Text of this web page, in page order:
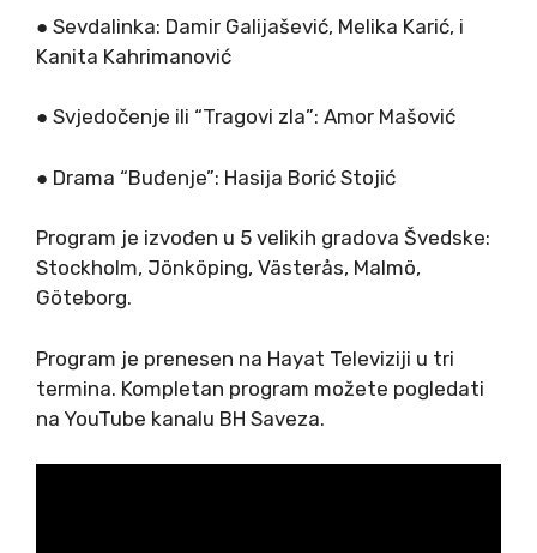
● Sevdalinka: Damir Galijašević, Melika Karić, i
Kanita Kahrimanović
● Svjedočenje ili “Tragovi zla”: Amor Mašović
● Drama “Buđenje”: Hasija Borić Stojić
Program je izvođen u 5 velikih gradova Švedske:
Stockholm, Jönköping, Västerås, Malmö,
Göteborg.
Program je prenesen na Hayat Televiziji u tri
termina. Kompletan program možete pogledati
na YouTube kanalu BH Saveza.